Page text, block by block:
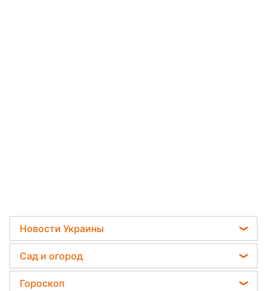
Новости Украины
Телеграм новости Украины
Пенсии в Украине
Сад и огород
Садовод назвал самое эффективное средство
Гороскоп